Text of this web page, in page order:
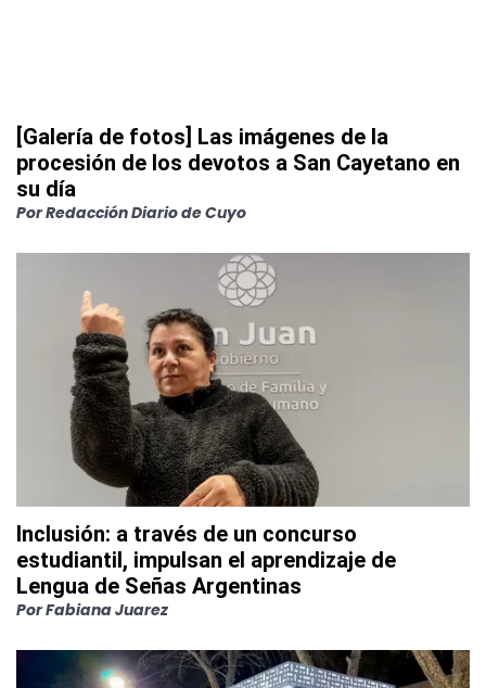
[Galería de fotos] Las imágenes de la
procesión de los devotos a San Cayetano en
su día
PorRedacción Diario de Cuyo
Inclusión: a través de un concurso
estudiantil, impulsan el aprendizaje de
Lengua de Señas Argentinas
PorFabiana Juarez